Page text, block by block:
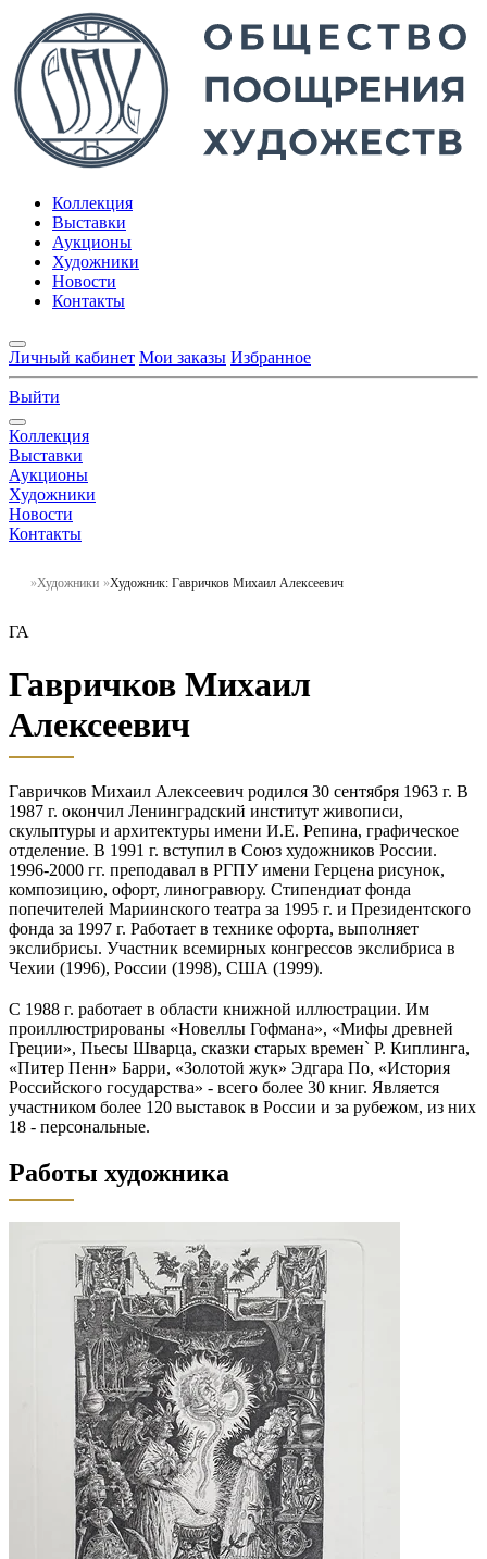
Коллекция
Выставки
Аукционы
Художники
Новости
Контакты
Личный кабинет Мои заказы Избранное
Выйти
Коллекция
Выставки
Аукционы
Художники
Новости
Контакты
Художники Художник: Гавричков Михаил Алексеевич
ГА
Гавричков Михаил
Алексеевич
Гавричков Михаил Алексеевич родился 30 сентября 1963 г. В
1987 г. окончил Ленинградский институт живописи,
скульптуры и архитектуры имени И.Е. Репина, графическое
отделение. В 1991 г. вступил в Союз художников России.
1996-2000 гг. преподавал в РГПУ имени Герцена рисунок,
композицию, офорт, линогравюру. Стипендиат фонда
попечителей Мариинского театра за 1995 г. и Президентского
фонда за 1997 г. Работает в технике офорта, выполняет
экслибрисы. Участник всемирных конгрессов экслибриса в
Чехии (1996), России (1998), США (1999).
С 1988 г. работает в области книжной иллюстрации. Им
проиллюстрированы «Новеллы Гофмана», «Мифы древней
Греции», Пьесы Шварца, сказки старых времен` Р. Киплинга,
«Питер Пенн» Барри, «Золотой жук» Эдгара По, «История
Российского государства» - всего более 30 книг. Является
участником более 120 выставок в России и за рубежом, из них
18 - персональные.
Работы художника